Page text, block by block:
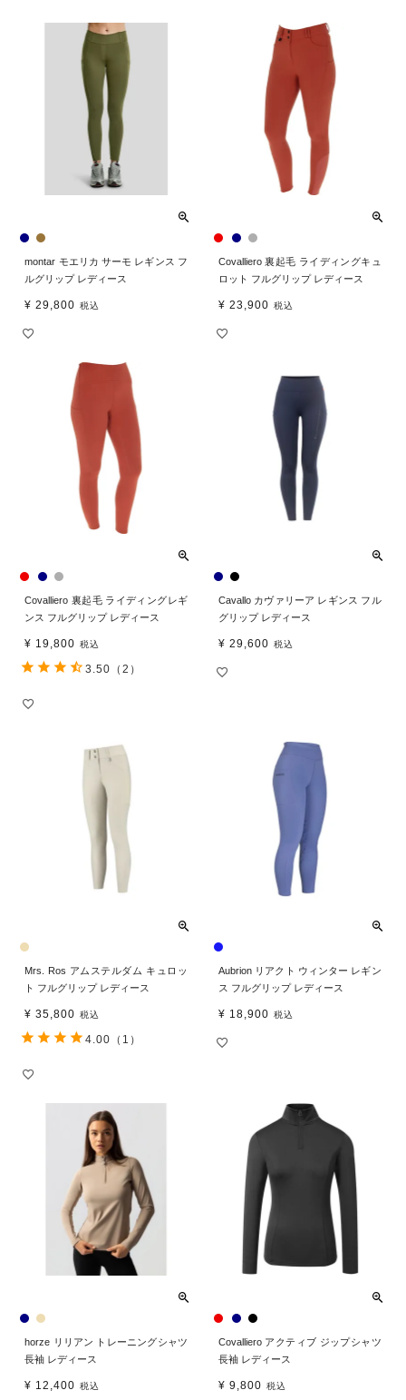
montar モエリカ サーモ レギンス フ
ルグリップ レディース
¥ 29,800 税込
Covalliero 裏起毛 ライディングキュ
ロット フルグリップ レディース
¥ 23,900 税込
Covalliero 裏起毛 ライディングレギ
ンス フルグリップ レディース
¥ 19,800 税込
3.50 （2）
Cavallo カヴァリーア レギンス フル
グリップ レディース
¥ 29,600 税込
Mrs. Ros アムステルダム キュロッ
ト フルグリップ レディース
¥ 35,800 税込
4.00 （1）
Aubrion リアクト ウィンター レギン
ス フルグリップ レディース
¥ 18,900 税込
horze リリアン トレーニングシャツ
長袖 レディース
¥ 12,400 税込
Covalliero アクティブ ジップシャツ
長袖 レディース
¥ 9,800 税込